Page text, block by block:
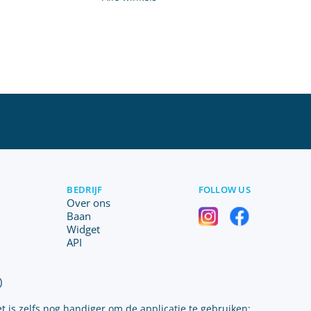
BEDRIJF
Over ons
Baan
Widget
API
FOLLOW US